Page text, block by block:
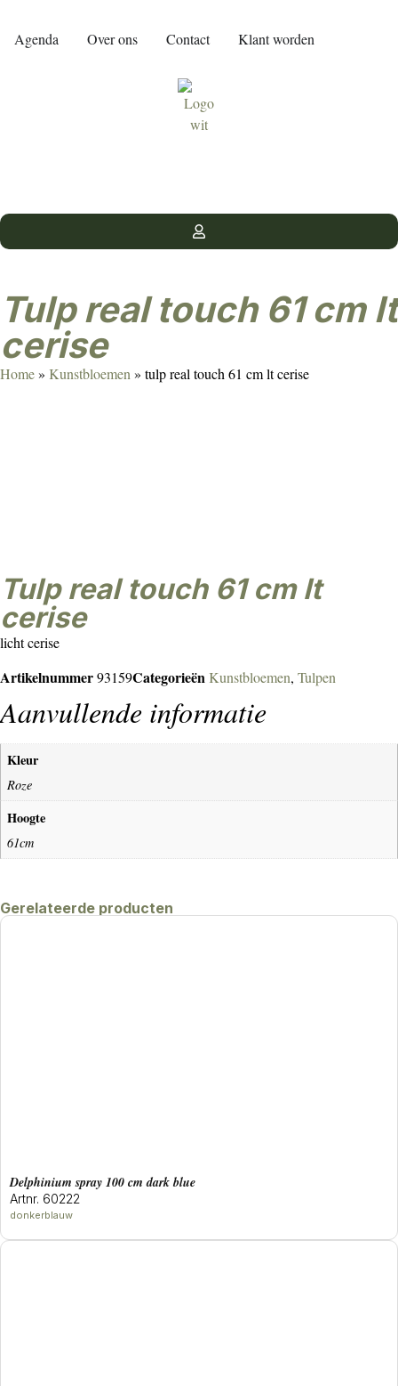
Agenda Over ons Contact Klant worden
tulp real touch 61 cm lt
cerise
Home» Kunstbloemen » tulp real touch 61 cm lt cerise
tulp real touch 61 cm lt
cerise
licht cerise
Artikelnummer93159CategorieënKunstbloemen, Tulpen
Aanvullende informatie
Kleur
Roze
Hoogte
61cm
Gerelateerde producten
delphinium spray 100 cm dark blue
Artnr. 60222
donkerblauw